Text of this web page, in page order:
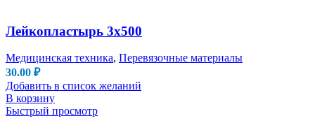
Лейкопластырь 3х500
Медицинская техника, Перевязочные материалы
30.00 ₽
Добавить в список желаний
В корзину
Быстрый просмотр